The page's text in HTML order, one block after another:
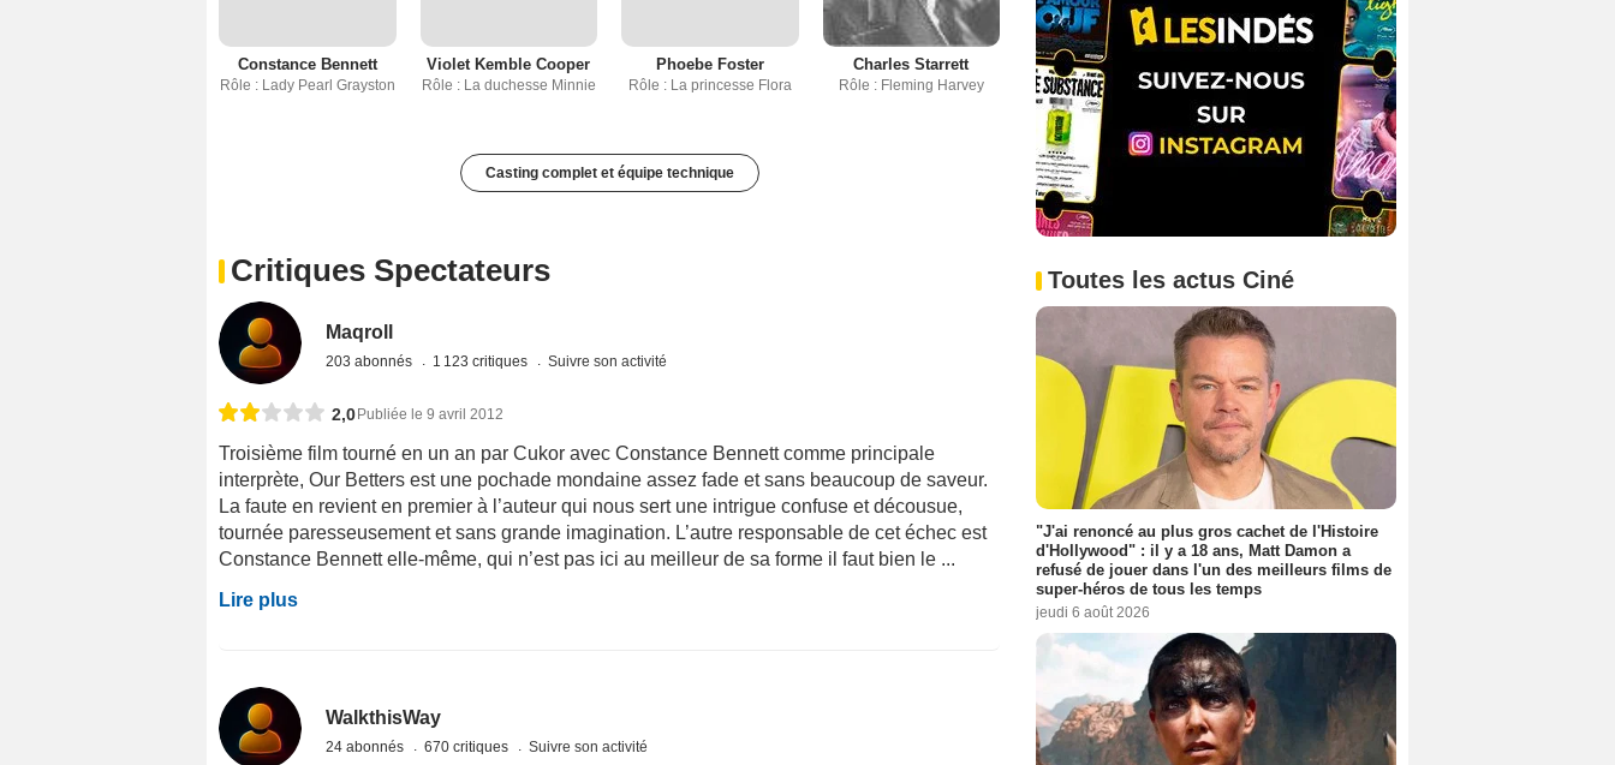
Constance Bennett
Rôle : Lady Pearl Grayston
Violet Kemble Cooper
Rôle : La duchesse Minnie
Phoebe Foster
Rôle : La princesse Flora
Charles Starrett
Rôle : Fleming Harvey
Casting complet et équipe technique
Critiques Spectateurs
Maqroll
203 abonnés 1 123 critiques Suivre son activité
2,0 Publiée le 9 avril 2012
Troisième film tourné en un an par Cukor avec Constance Bennett comme principale
interprète, Our Betters est une pochade mondaine assez fade et sans beaucoup de saveur.
La faute en revient en premier à l’auteur qui nous sert une intrigue confuse et décousue,
tournée paresseusement et sans grande imagination. L’autre responsable de cet échec est
Constance Bennett elle-même, qui n’est pas ici au meilleur de sa forme il faut bien le ...
Lire plus
WalkthisWay
24 abonnés 670 critiques Suivre son activité
Toutes les actus Ciné
"J'ai renoncé au plus gros cachet de l'Histoire
d'Hollywood" : il y a 18 ans, Matt Damon a
refusé de jouer dans l'un des meilleurs films de
super-héros de tous les temps
jeudi 6 août 2026